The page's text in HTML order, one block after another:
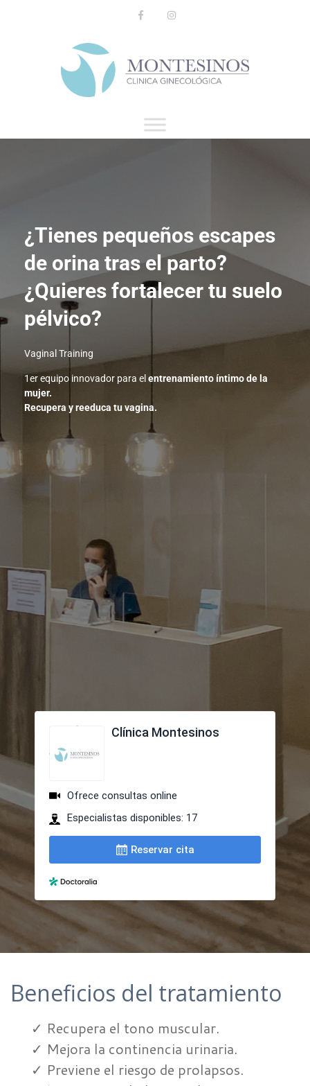
¿Tienes pequeños escapes
de orina tras el parto?
¿Quieres fortalecer tu suelo
pélvico?
Vaginal Training
1er equipo innovador para el entrenamiento íntimo de la
mujer.
Recupera y reeduca tu vagina.
Beneficios del tratamiento
✓ Recupera el tono muscular.
✓ Mejora la continencia urinaria.
✓ Previene el riesgo de prolapsos.